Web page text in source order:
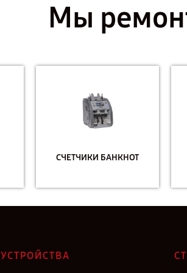
Мы
СЧЕТЧИКИ БАНКНОТ
УСТРОЙСТВА